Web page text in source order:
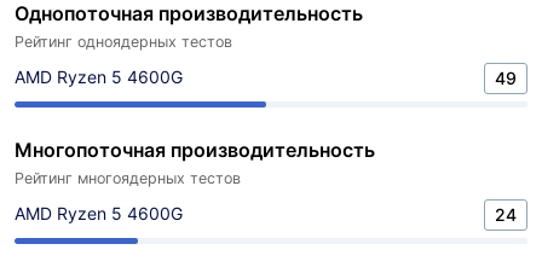
Однопоточная производительность
Рейтинг одноядерных тестов
AMD Ryzen 5 4600G 49
Многопоточная производительность
Рейтинг многоядерных тестов
AMD Ryzen 5 4600G 24